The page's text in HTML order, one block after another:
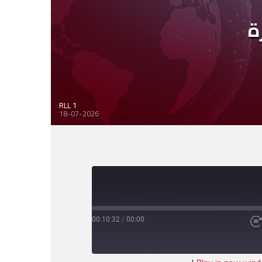
RLL 1
18-07-2026
Fast
seconds
00:00
/
00:10:32